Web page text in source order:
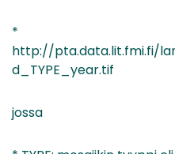
*
http://pta.data.lit.fmi.fi/
d_TYPE_year.tif
jossa